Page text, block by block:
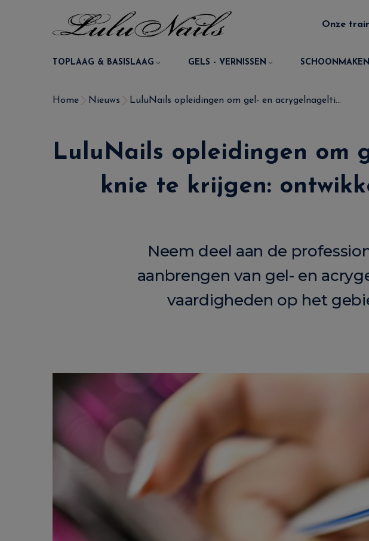
Onze
TOPLAAG & BASISLAAG GELS - VERNISSEN SCHOONMAKEN
Home Nieuws LuluNails opleidingen om gel- en acrygelnagelti...
LuluNails opleidingen om
knie te krijgen:
Neem deel aan de
aanbrengen van gel- en
vaardigheden op het